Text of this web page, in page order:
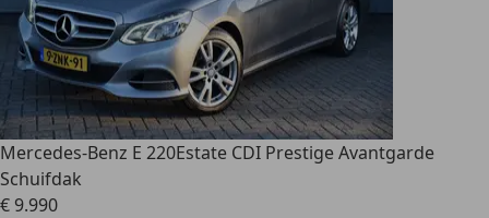
Mercedes-Benz E 220Estate CDI Prestige Avantgarde
Schuifdak
€ 9.990